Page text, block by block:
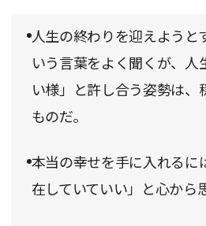
人生の終わりを迎えようと
いう言葉をよく聞くが、
い様」と許し合う姿勢は
ものだ。
本当の幸せを手に入れるに
在していていい」と心から